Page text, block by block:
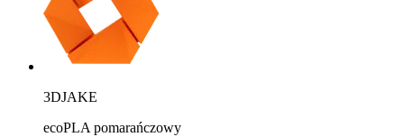
3DJAKE
ecoPLA pomarańczowy